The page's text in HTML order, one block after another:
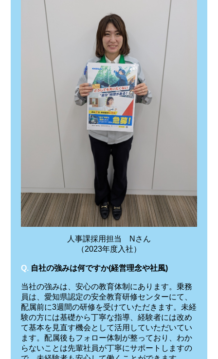
人事課採用担当 Nさん
（2023年度入社）
Q. 自社の強みは何ですか(経営理念や社風)
当社の強みは、安心の教育体制にあります。乗務
員は、愛知県認定の安全教育研修センターにて、
配属前に3週間の研修を受けていただきます。未経
験の方には基礎から丁寧な指導、経験者には改め
て基本を見直す機会として活用していただいてい
ます。配属後もフォロー体制が整っており、わか
らないことは先輩社員が丁寧にサポートしますの